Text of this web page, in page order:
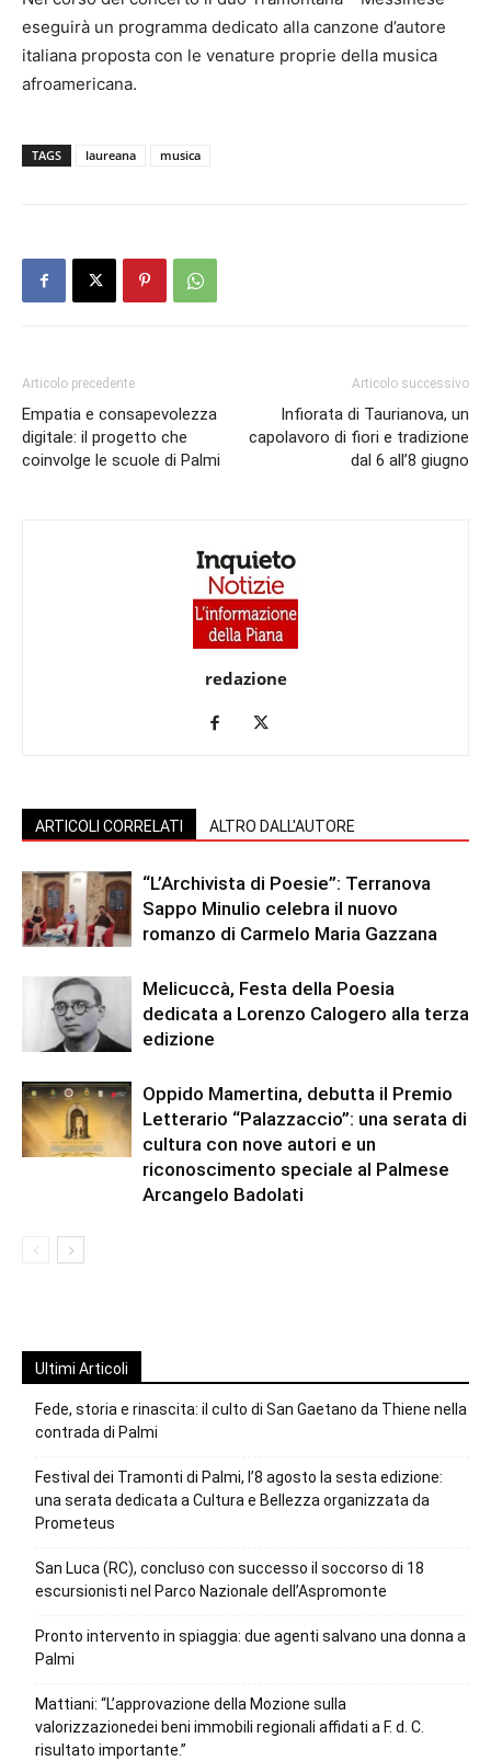
eseguirà un programma dedicato alla canzone d’autore
italiana proposta con le venature proprie della musica
afroamericana.
TAGS laureana musica
Articolo precedente
Empatia e consapevolezza
digitale: il progetto che
coinvolge le scuole di Palmi
Articolo successivo
Infiorata di Taurianova, un
capolavoro di fiori e tradizione
dal 6 all’8 giugno
redazione
ARTICOLI CORRELATI ALTRO DALL'AUTORE
“L’Archivista di Poesie”: Terranova
Sappo Minulio celebra il nuovo
romanzo di Carmelo Maria Gazzana
Melicuccà, Festa della Poesia
dedicata a Lorenzo Calogero alla terza
edizione
Oppido Mamertina, debutta il Premio
Letterario “Palazzaccio”: una serata di
cultura con nove autori e un
riconoscimento speciale al Palmese
Arcangelo Badolati
Ultimi Articoli
Fede, storia e rinascita: il culto di San Gaetano da Thiene nella
contrada di Palmi
Festival dei Tramonti di Palmi, l’8 agosto la sesta edizione:
una serata dedicata a Cultura e Bellezza organizzata da
Prometeus
San Luca (RC), concluso con successo il soccorso di 18
escursionisti nel Parco Nazionale dell’Aspromonte
Pronto intervento in spiaggia: due agenti salvano una donna a
Palmi
Mattiani: “L’approvazione della Mozione sulla
valorizzazionedei beni immobili regionali affidati a F. d. C.
risultato importante.”